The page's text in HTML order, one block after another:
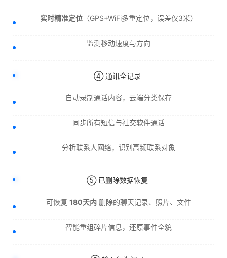
实时精准定位 （GPS+WiFi多重定位，误差仅3米）
监测移动速度与方向
④ 通讯全记录
自动录制通话内容，云端分类保存
同步所有短信与社交软件通话
分析联系人网络，识别高频联系对象
⑤ 已删除数据恢复
可恢复 180天内 删除的聊天记录、照片、文件
智能重组碎片信息，还原事件全貌